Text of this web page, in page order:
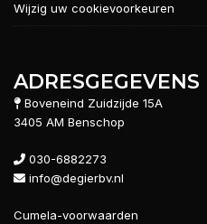
Wijzig uw cookievoorkeuren
ADRESGEGEVENS
Boveneind Zuidzijde 15A
3405 AM Benschop
030-6882273
info@degierbv.nl
Cumela-voorwaarden